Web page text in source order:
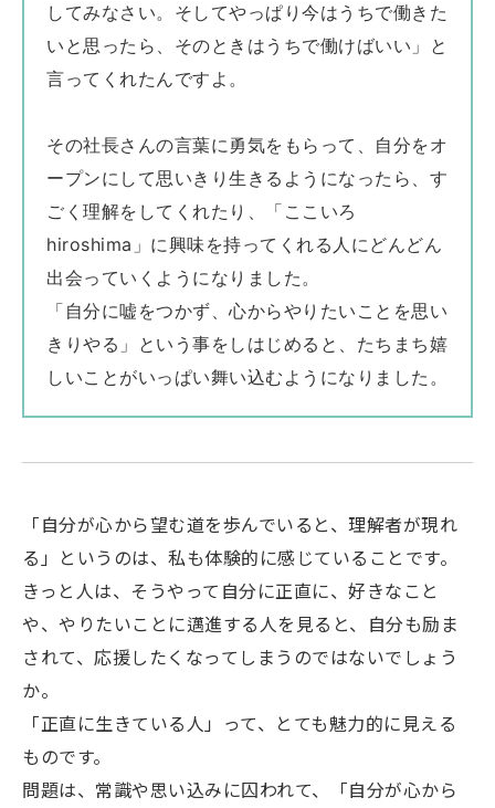
してみなさい。そしてやっぱり今はうちで働きた
いと思ったら、そのときはうちで働けばいい」と
言ってくれたんですよ。
その社長さんの言葉に勇気をもらって、自分をオ
ープンにして思いきり生きるようになったら、す
ごく理解をしてくれたり、「ここいろ
hiroshima」に興味を持ってくれる人にどんどん
出会っていくようになりました。
「自分に嘘をつかず、心からやりたいことを思い
きりやる」という事をしはじめると、たちまち嬉
しいことがいっぱい舞い込むようになりました。
「自分が心から望む道を歩んでいると、理解者が現れ
る」というのは、私も体験的に感じていることです。
きっと人は、そうやって自分に正直に、好きなこと
や、やりたいことに邁進する人を見ると、自分も励ま
されて、応援したくなってしまうのではないでしょう
か。
「正直に生きている人」って、とても魅力的に見える
ものです。
問題は、常識や思い込みに囚われて、「自分が心から